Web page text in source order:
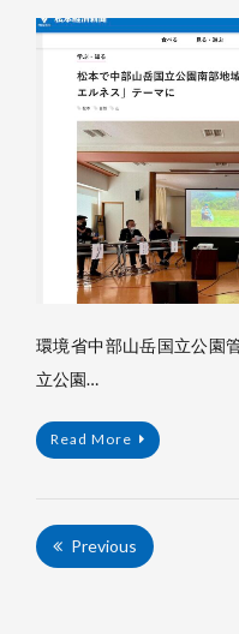
浦
環境省中部山岳国立公園
立公園…
Read More
投 Previous